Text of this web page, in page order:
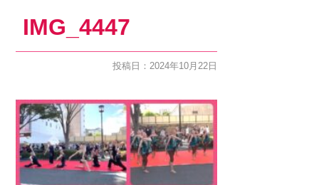
IMG_4447
投稿日：2024年10月22日